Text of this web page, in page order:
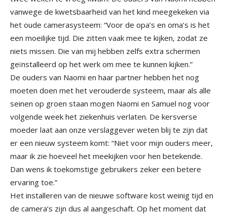
vanwege de kwetsbaarheid van het kind meegekeken via
het oude camerasysteem: “Voor de opa’s en oma’s is het
een moeilijke tijd. Die zitten vaak mee te kijken, zodat ze
niets missen. Die van mij hebben zelfs extra schermen
geïnstalleerd op het werk om mee te kunnen kijken.”
De ouders van Naomi en haar partner hebben het nog
moeten doen met het verouderde systeem, maar als alle
seinen op groen staan mogen Naomi en Samuel nog voor
volgende week het ziekenhuis verlaten. De kersverse
moeder laat aan onze verslaggever weten blij te zijn dat
er een nieuw systeem komt: “Niet voor mijn ouders meer,
maar ik zie hoeveel het meekijken voor hen betekende.
Dan wens ik toekomstige gebruikers zeker een betere
ervaring toe.”
Het installeren van de nieuwe software kost weinig tijd en
de camera’s zijn dus al aangeschaft. Op het moment dat